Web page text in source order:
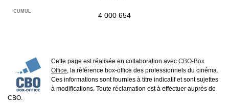
4 000 654
Cette page est réalisée en collaboration avec CBO-Box
Office, la référence box-office des professionnels du cinéma.
Ces informations sont fournies à titre indicatif et sont sujettes
à modifications. Toute réclamation est à effectuer auprès de
CBO.